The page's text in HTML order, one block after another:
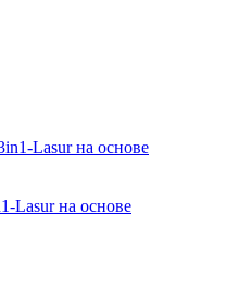
Lasur(1)
(1)
Lasur на основе